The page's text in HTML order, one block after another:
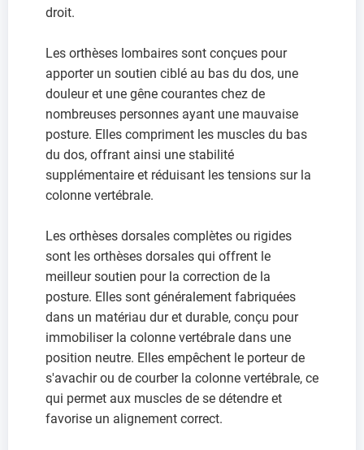
droit.
Les orthèses lombaires sont conçues pour
apporter un soutien ciblé au bas du dos, une
douleur et une gêne courantes chez de
nombreuses personnes ayant une mauvaise
posture. Elles compriment les muscles du bas
du dos, offrant ainsi une stabilité
supplémentaire et réduisant les tensions sur la
colonne vertébrale.
Les orthèses dorsales complètes ou rigides
sont les orthèses dorsales qui offrent le
meilleur soutien pour la correction de la
posture. Elles sont généralement fabriquées
dans un matériau dur et durable, conçu pour
immobiliser la colonne vertébrale dans une
position neutre. Elles empêchent le porteur de
s'avachir ou de courber la colonne vertébrale, ce
qui permet aux muscles de se détendre et
favorise un alignement correct.